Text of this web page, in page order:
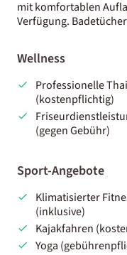
mit komfortablen
Verfügung.
Wellness
Professionelle
(kostenpflichtig)
(gegen Gebühr)
Sport-Angebote
Klimatisierter
(inklusive)
Kajakfahren
Yoga